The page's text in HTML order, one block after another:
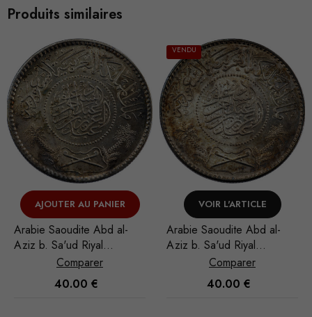
Produits similaires
VENDU
VOIR L'ARTICLE
Arabie Saoudite Abd al-
Aziz b. Sa'ud Riyal
1951/AH 1370
Comparer
40.00 €
VENDU
VOIR L'ARTICLE
Arabie Saoudite Abd al-
Aziz b. Sa'ud Riyal
1951/AH 1370
Comparer
30.00 €
Nécessaire